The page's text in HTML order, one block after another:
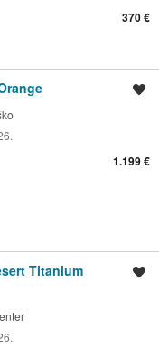
370 €
1.199 €
Titanium